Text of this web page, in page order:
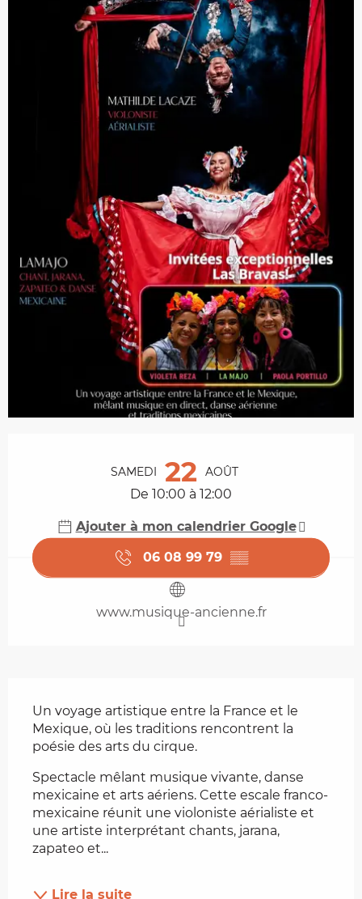
SAMEDI 22 AOÛT
De 10:00 à 12:00
Ajouter à mon calendrier Google
06 08 99 79 ▒▒
www.musique-ancienne.fr
Un voyage artistique entre la France et le
Mexique, où les traditions rencontrent la
poésie des arts du cirque.
Spectacle mêlant musique vivante, danse
mexicaine et arts aériens. Cette escale franco-
mexicaine réunit une violoniste aérialiste et
une artiste interprétant chants, jarana,
zapateo et...
Lire la suite